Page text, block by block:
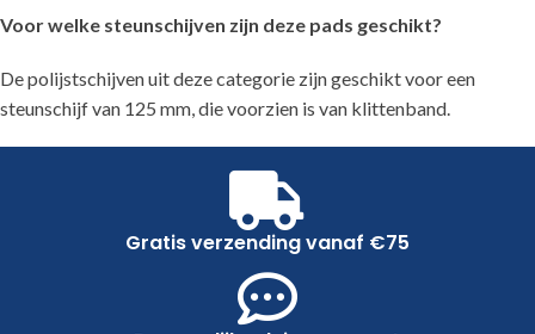
Voor welke steunschijven zijn deze pads geschikt?
De polijstschijven uit deze categorie zijn geschikt voor een
steunschijf van 125 mm, die voorzien is van klittenband.
Gratis verzending vanaf €75